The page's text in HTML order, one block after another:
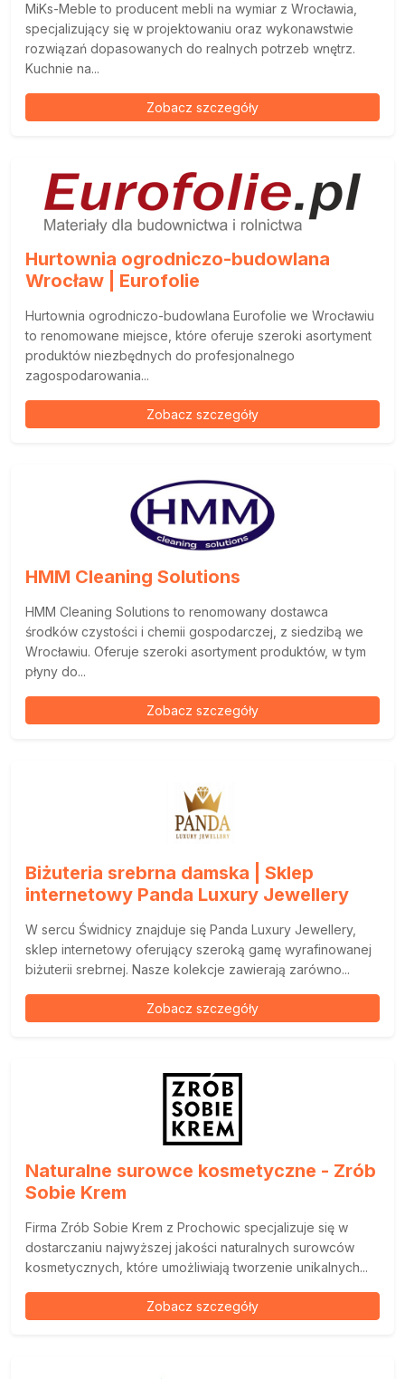
MiKs-Meble to producent mebli na wymiar z Wrocławia,
specjalizujący się w projektowaniu oraz wykonawstwie
rozwiązań dopasowanych do realnych potrzeb wnętrz.
Kuchnie na...
Zobacz szczegóły
Hurtownia ogrodniczo-budowlana
Wrocław | Eurofolie
Hurtownia ogrodniczo-budowlana Eurofolie we Wrocławiu
to renomowane miejsce, które oferuje szeroki asortyment
produktów niezbędnych do profesjonalnego
zagospodarowania...
Zobacz szczegóły
HMM Cleaning Solutions
HMM Cleaning Solutions to renomowany dostawca
środków czystości i chemii gospodarczej, z siedzibą we
Wrocławiu. Oferuje szeroki asortyment produktów, w tym
płyny do...
Zobacz szczegóły
Biżuteria srebrna damska | Sklep
internetowy Panda Luxury Jewellery
W sercu Świdnicy znajduje się Panda Luxury Jewellery,
sklep internetowy oferujący szeroką gamę wyrafinowanej
biżuterii srebrnej. Nasze kolekcje zawierają zarówno...
Zobacz szczegóły
Naturalne surowce kosmetyczne - Zrób
Sobie Krem
Firma Zrób Sobie Krem z Prochowic specjalizuje się w
dostarczaniu najwyższej jakości naturalnych surowców
kosmetycznych, które umożliwiają tworzenie unikalnych...
Zobacz szczegóły